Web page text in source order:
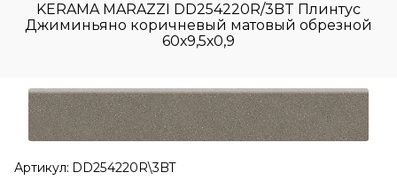
KERAMA MARAZZI DD254220R/3BT Плинтус
Джиминьяно коричневый матовый обрезной
60х9,5х0,9
Артикул: DD254220R\3BT